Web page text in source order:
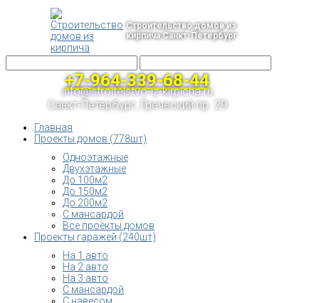
Строительство домов из
кирпича Санкт-Петербург
+7-964-339-68-44
info@stroitelstvo-iz-kirpicha.ru
Санкт-Петербург, Греческий пр. 29
Главная
Проекты домов (778шт)
Одноэтажные
Двухэтажные
До 100м2
До 150м2
До 200м2
С мансардой
Все проекты домов
Проекты гаражей (240шт)
На 1 авто
На 2 авто
На 3 авто
С мансардой